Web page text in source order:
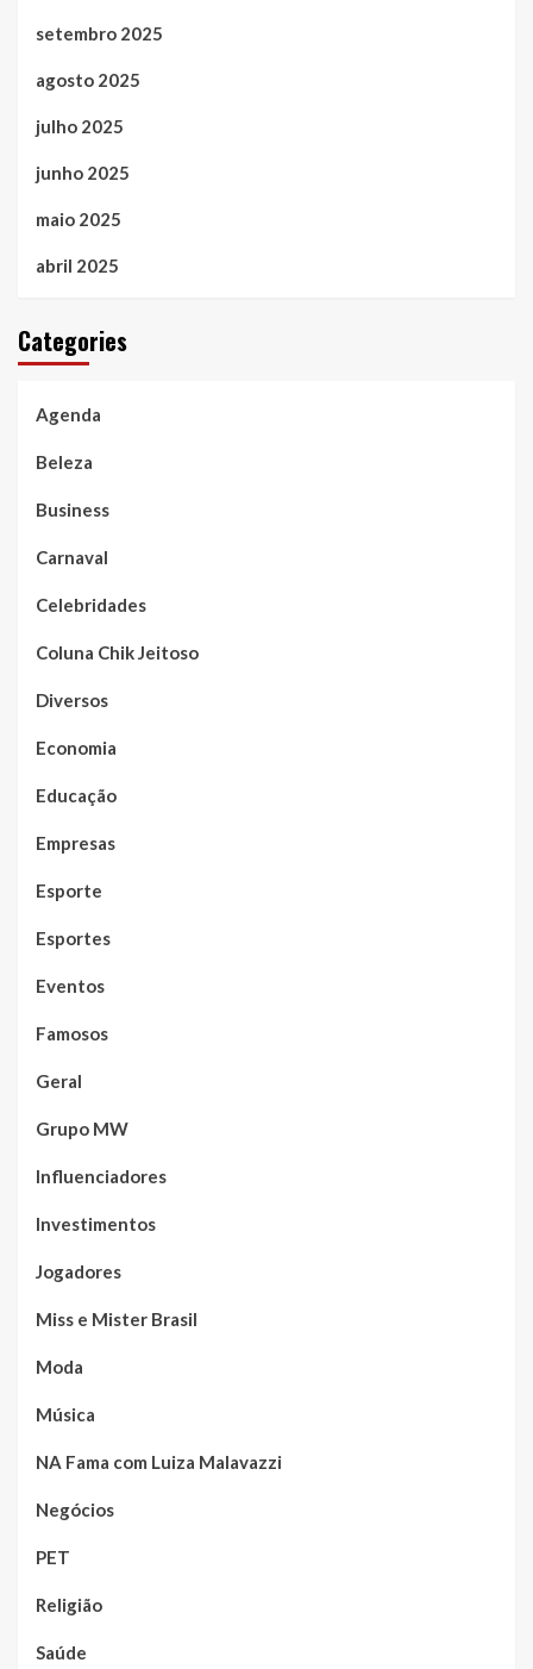
setembro 2025
agosto 2025
julho 2025
junho 2025
maio 2025
abril 2025
Categories
Agenda
Beleza
Business
Carnaval
Celebridades
Coluna Chik Jeitoso
Diversos
Economia
Educação
Empresas
Esporte
Esportes
Eventos
Famosos
Geral
Grupo MW
Influenciadores
Investimentos
Jogadores
Miss e Mister Brasil
Moda
Música
NA Fama com Luiza Malavazzi
Negócios
PET
Religião
Saúde